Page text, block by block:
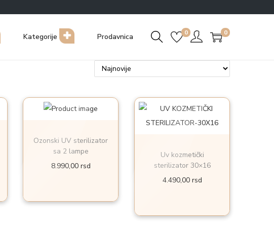
Kategorije Prodavnica 0 0
Ozonski UV sterilizator
sa 2 lampe
8.990,00 rsd
Uv kozmetički
sterilizator 30×16
4.490,00 rsd